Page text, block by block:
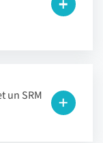
un SRM